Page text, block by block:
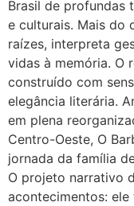
Brasil de profundas
e culturais. Mais do
raízes, interpreta
vidas à memória. O
construído com
elegância literária.
em plena
Centro-Oeste, O
jornada da família
O projeto narrativo
acontecimentos: